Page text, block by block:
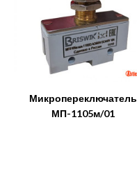
Микропереключатель
МП-1105м/01